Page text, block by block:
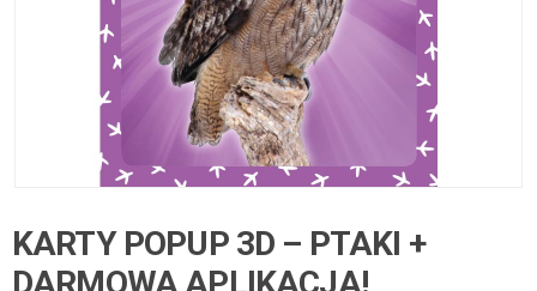
KARTY POPUP 3D – PTAKI +